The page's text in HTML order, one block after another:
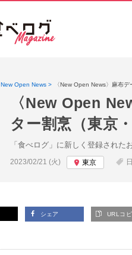
New Open News 〈New Open News〉麻布
〈New Open
ター割烹（東京
「食べログ」に新しく登録され
投稿日:
2023/02/21 (火) 東京
シェア URLコ